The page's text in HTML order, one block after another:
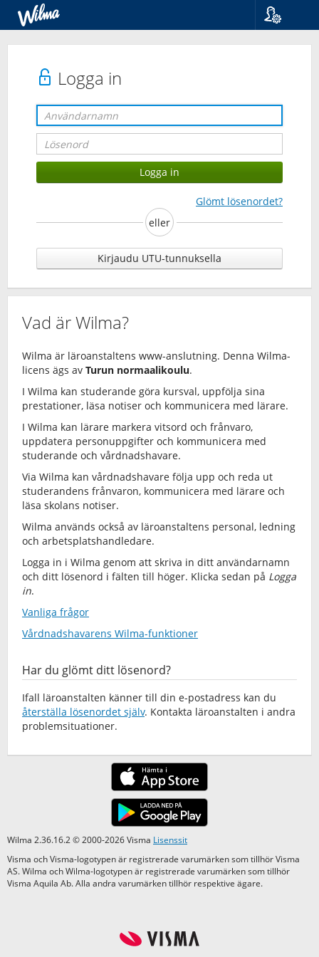
Logga in
Glömt lösenordet?
eller
Kirjaudu UTU-tunnuksella
Vad är Wilma?
Wilma är läroanstaltens www-anslutning. Denna Wilma-
licens ägs av Turun normaalikoulu.
I Wilma kan studerande göra kursval, uppfölja sina
prestationer, läsa notiser och kommunicera med lärare.
I Wilma kan lärare markera vitsord och frånvaro,
uppdatera personuppgifter och kommunicera med
studerande och vårdnadshavare.
Via Wilma kan vårdnadshavare följa upp och reda ut
studerandens frånvaron, kommunicera med lärare och
läsa skolans notiser.
Wilma används också av läroanstaltens personal, ledning
och arbetsplatshandledare.
Logga in i Wilma genom att skriva in ditt användarnamn
och ditt lösenord i fälten till höger. Klicka sedan på Logga
in.
Vanliga frågor
Vårdnadshavarens Wilma-funktioner
Har du glömt ditt lösenord?
Ifall läroanstalten känner till din e-postadress kan du
återställa lösenordet själv. Kontakta läroanstalten i andra
problemsituationer.
Wilma 2.36.16.2 © 2000-2026 Visma Lisenssit
Visma och Visma-logotypen är registrerade varumärken som tillhör Visma
AS. Wilma och Wilma-logotypen är registrerade varumärken som tillhör
Visma Aquila Ab. Alla andra varumärken tillhör respektive ägare.